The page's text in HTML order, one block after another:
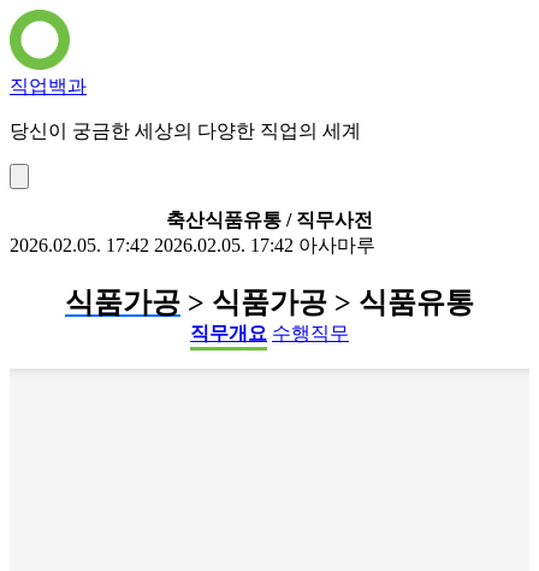
직업백과
당신이 궁금한 세상의 다양한 직업의 세계
축산식품유통 / 직무사전
2026.02.05. 17:42 2026.02.05. 17:42 아사마루
식품가공 > 식품가공 > 식품유통
직무개요 수행직무